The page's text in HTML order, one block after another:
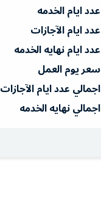
عدد ايام الخدمه
عدد ايام الآجازات
عدد ايام نهايه الخدمه
سعر يوم العمل
اجمالي عدد ايام الآجازات
اجمالي نهايه الخدمه